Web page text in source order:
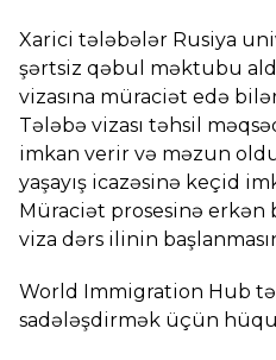
Xarici tələbələr Rusiya
şərtsiz qəbul məktubu
vizasına müraciət edə
Tələbə vizası təhsil
imkan verir və məzun
yaşayış icazəsinə keçid
Müraciət prosesinə erkən
viza dərs ilinin
World Immigration Hub
sadələşdirmək üçün